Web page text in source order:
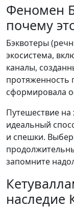
Феномен
почему
Бэквотеры
экосистема,
каналы,
протяженность
сформировала
Путешествие на
идеальный
и спешки.
запомните
наследие